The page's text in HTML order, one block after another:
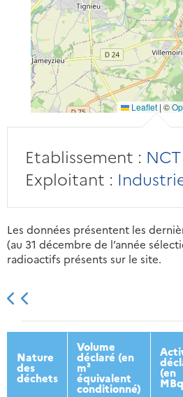
Leaflet | ©
Etablissement : NCT
Exploitant :
Les données présentent les
(au 31 décembre de l’année
radioactifs présents sur le site.
2013 2014
Nature
des
déchets
Volume
déclaré (en
m³
équivalent
conditionné)
(en